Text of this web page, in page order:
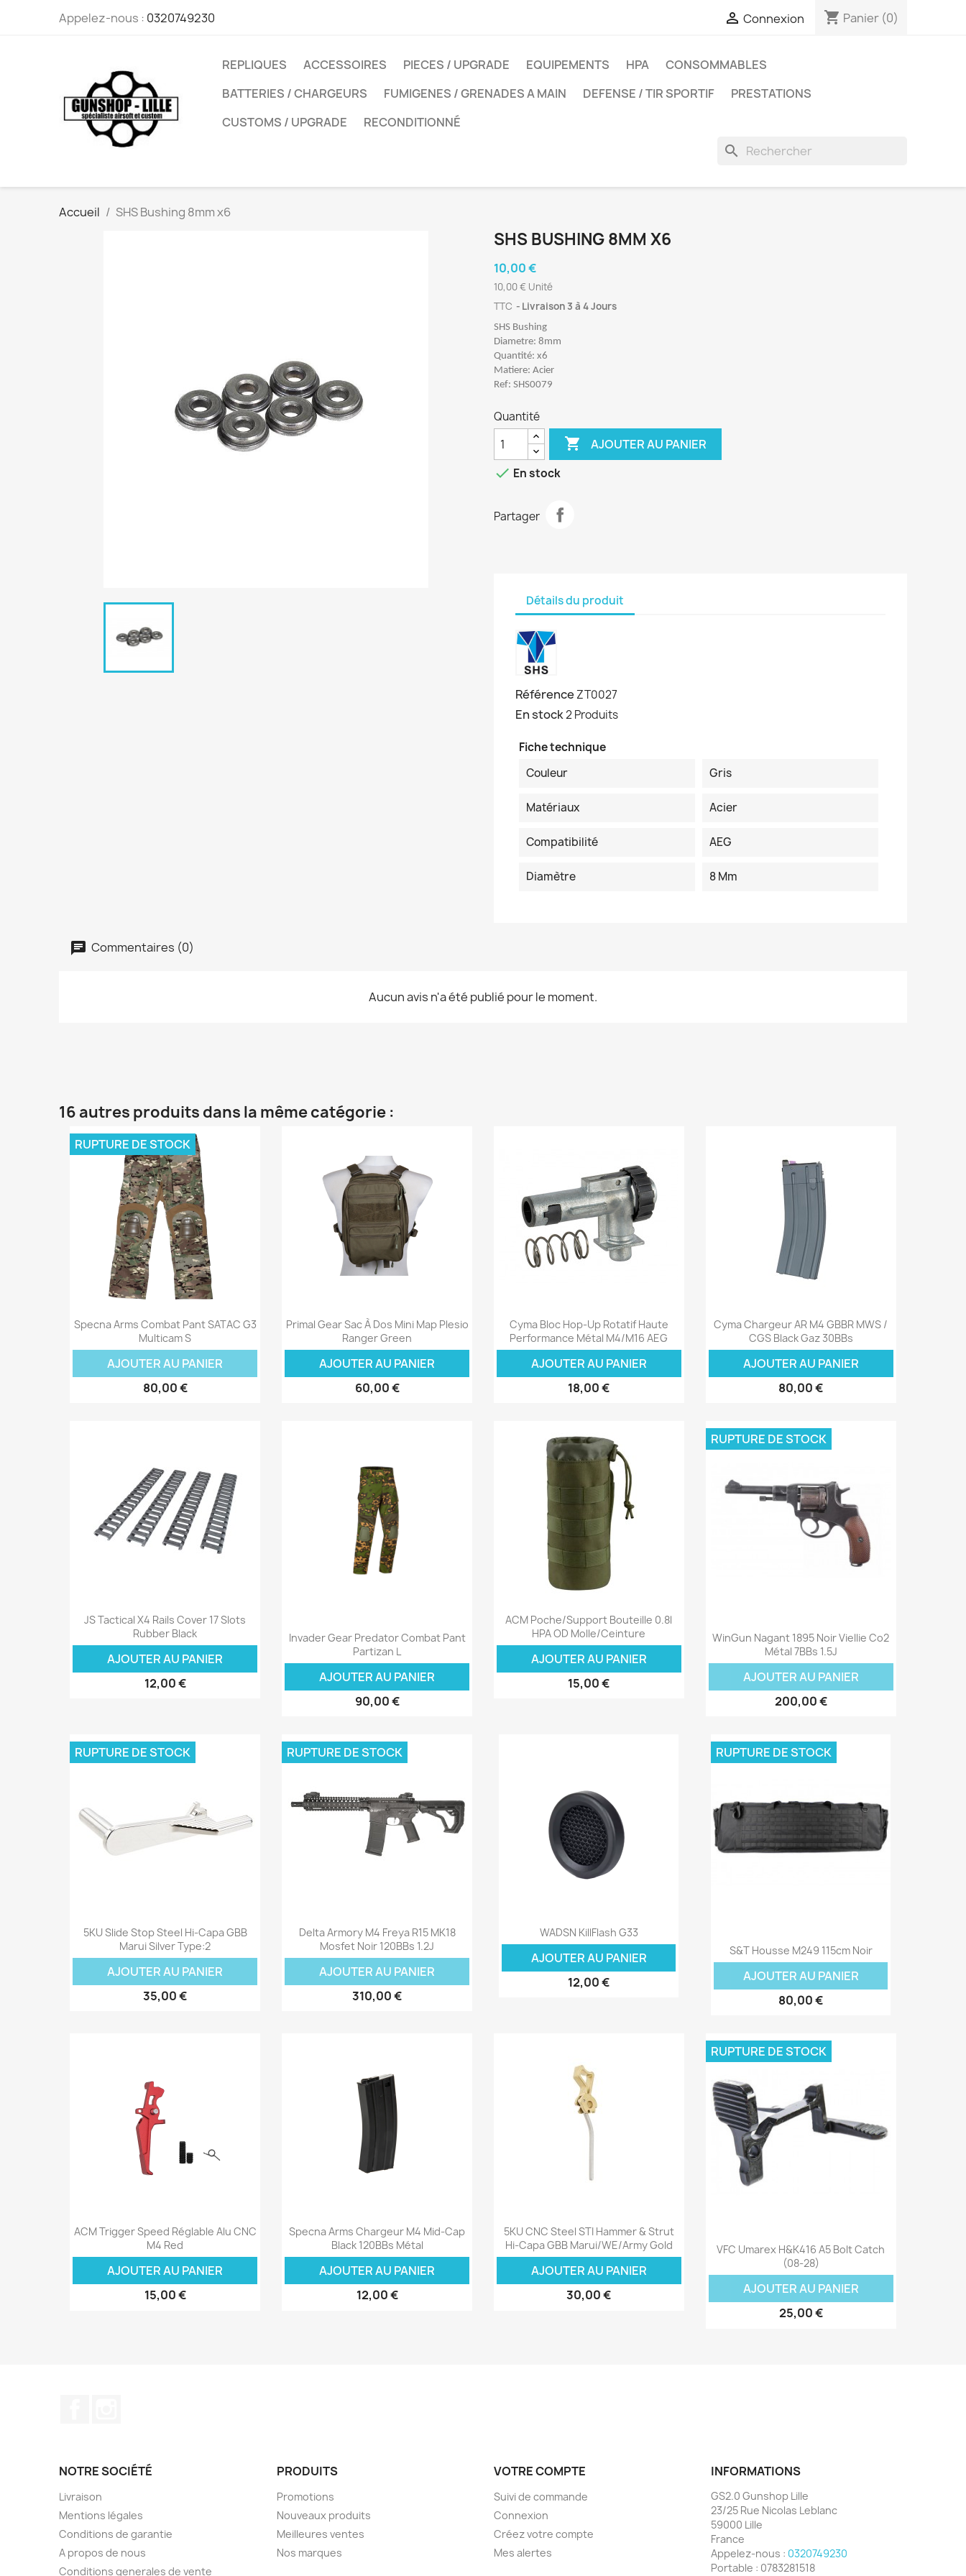
Appelez-nous : 0320749230  Connexion shopping_cart Panier (0)
REPLIQUES ACCESSOIRES PIECES / UPGRADE EQUIPEMENTS HPA
CONSOMMABLES
BATTERIES / CHARGEURS
FUMIGENES / GRENADES A MAIN DEFENSE / TIR SPORTIF
PRESTATIONS
CUSTOMS / UPGRADE
RECONDITIONNÉ
search
Accueil SHS Bushing 8mm x6
SHS BUSHING 8MM X6
10,00 €
10,00 € Unité
TTC
Livraison 3 à 4 Jours
SHS Bushing
Diametre: 8mm
Quantité: x6
Matiere: Acier
Ref: SHS0079
Quantité
 AJOUTER AU PANIER
 En stock
Partager
Détails du produit
Référence ZT0027
En stock2 Produits
Fiche technique
Couleur
Gris
Matériaux Acier
Compatibilité AEG
Diamètre 8 Mm
Commentaires (0)
Aucun avis n'a été publié pour le moment.
16 autres produits dans la même catégorie :
Aperçu rapide
Specna Arms Combat Pant SATAC G3
Multicam S
AJOUTER AU PANIER
80,00 €
RUPTURE DE STOCK
Aperçu rapide
Primal Gear Sac À Dos Mini Map Plesio
Ranger Green
AJOUTER AU PANIER
60,00 €
Aperçu rapide
Cyma Bloc Hop-Up Rotatif Haute
Performance Métal M4/M16 AEG
AJOUTER AU PANIER
18,00 €
Aperçu rapide
Cyma Chargeur AR M4 GBBR MWS /
CGS Black Gaz 30BBs
AJOUTER AU PANIER
80,00 €
Aperçu rapide
JS Tactical X4 Rails Cover 17 Slots
Rubber Black
AJOUTER AU PANIER
12,00 €
Aperçu rapide
Invader Gear Predator Combat Pant
Partizan L
AJOUTER AU PANIER
90,00 €
Aperçu rapide
ACM Poche/Support Bouteille 0.8l
HPA OD Molle/Ceinture
AJOUTER AU PANIER
15,00 €
Aperçu rapide
WinGun Nagant 1895 Noir Viellie Co2
Métal 7BBs 1.5J
AJOUTER AU PANIER
200,00 €
RUPTURE DE STOCK
Aperçu rapide
5KU Slide Stop Steel Hi-Capa GBB
Marui Silver Type:2
AJOUTER AU PANIER
35,00 €
RUPTURE DE STOCK
Aperçu rapide
Delta Armory M4 Freya R15 MK18
Mosfet Noir 120BBs 1.2J
AJOUTER AU PANIER
310,00 €
RUPTURE DE STOCK
Aperçu rapide
WADSN KillFlash G33
AJOUTER AU PANIER
12,00 €
Aperçu rapide
S&T Housse M249 115cm Noir
AJOUTER AU PANIER
80,00 €
RUPTURE DE STOCK
Aperçu rapide
ACM Trigger Speed Réglable Alu CNC
M4 Red
AJOUTER AU PANIER
15,00 €
Aperçu rapide
Specna Arms Chargeur M4 Mid-Cap
Black 120BBs Métal
AJOUTER AU PANIER
12,00 €
Aperçu rapide
5KU CNC Steel STI Hammer & Strut
Hi-Capa GBB Marui/WE/Army Gold
AJOUTER AU PANIER
30,00 €
Aperçu rapide
VFC Umarex H&K416 A5 Bolt Catch
(08-28)
AJOUTER AU PANIER
25,00 €
RUPTURE DE STOCK
NOTRE SOCIÉTÉ
Livraison
Mentions légales
Conditions de garantie
A propos de nous
Conditions generales de vente
PRODUITS
Promotions
Nouveaux produits
Meilleures ventes
Nos marques
VOTRE COMPTE
Suivi de commande
Connexion
Créez votre compte
Mes alertes
INFORMATIONS
GS2.0 Gunshop Lille
23/25 Rue Nicolas Leblanc
59000 Lille
France
Appelez-nous : 0320749230
Portable : 0783281518